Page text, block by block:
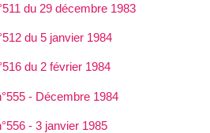
du 29 décembre 1983
du 5 janvier 1984
du 2 février 1984
- Décembre 1984
- 3 janvier 1985